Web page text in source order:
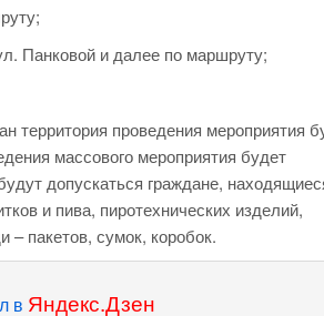
Панковой и далее по маршруту;
территория проведения мероприятия
массового мероприятия будет
допускаться граждане,
и пива, пиротехнических изделий,
– пакетов, сумок, коробок.
в Яндекс.Дзен